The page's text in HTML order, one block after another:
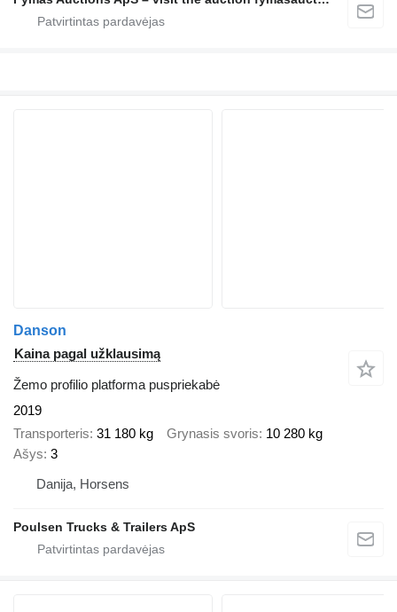
Danson
Kaina pagal užklausimą
Žemo profilio platforma puspriekabė
2019
Transporteris 31 180 kg Grynasis svoris 10 280 kg
Ašys 3
Danija, Horsens
Poulsen Trucks & Trailers ApS